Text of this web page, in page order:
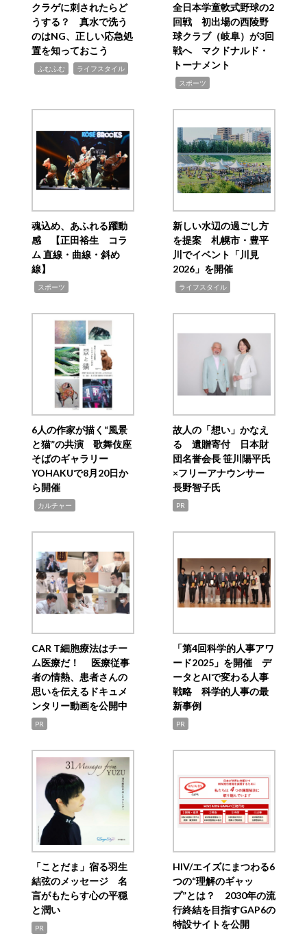
クラゲに刺されたらど
うする？ 真水で洗う
のはNG、正しい応急処
置を知っておこう
ふむふむ ライフスタイル
全日本学童軟式野球の2
回戦 初出場の西陵野
球クラブ（岐阜）が3回
戦へ マクドナルド・
トーナメント
スポーツ
魂込め、あふれる躍動
感 【正田裕生 コラ
ム 直線・曲線・斜め
線】
スポーツ
新しい水辺の過ごし方
を提案 札幌市・豊平
川でイベント「川見
2026」を開催
ライフスタイル
6人の作家が描く“風景
と猫”の共演 歌舞伎座
そばのギャラリー
YOHAKUで8月20日か
ら開催
カルチャー
故人の「想い」かなえ
る 遺贈寄付 日本財
団名誉会長 笹川陽平氏
×フリーアナウンサー
長野智子氏
PR
CAR T細胞療法はチー
ム医療だ！ 医療従事
者の情熱、患者さんの
思いを伝えるドキュメ
ンタリー動画を公開中
PR
「第4回科学的人事アワ
ード2025」を開催 デ
ータとAIで変わる人事
戦略 科学的人事の最
新事例
PR
「ことだま」宿る羽生
結弦のメッセージ 名
言がもたらす心の平穏
と潤い
PR
HIV/エイズにまつわる6
つの“理解のギャッ
プ”とは？ 2030年の流
行終結を目指すGAP6の
特設サイトを公開